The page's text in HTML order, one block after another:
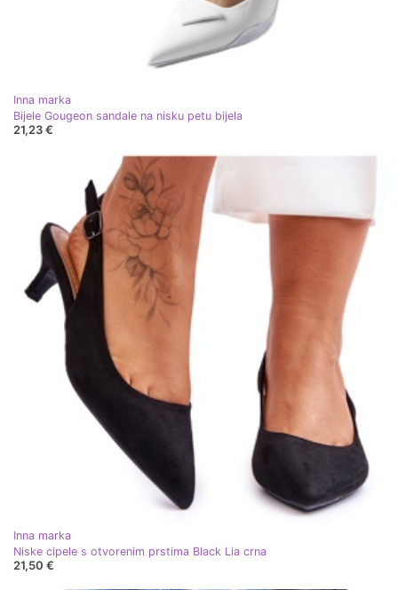
Inna marka
Bijele Gougeon sandale na nisku petu bijela
21,23 €
Inna marka
Niske cipele s otvorenim prstima Black Lia crna
21,50 €